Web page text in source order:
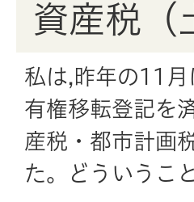
資産税（
私は,昨年の11
有権移転登記を
産税・都市計画
た。どういうこ